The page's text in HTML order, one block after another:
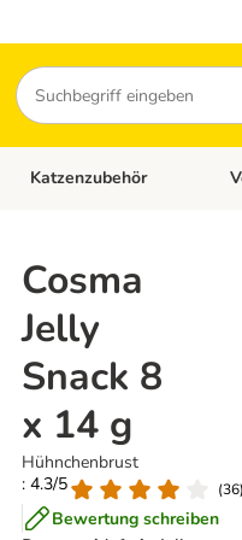
Suchen
Hundezubehör
Kategorie-Menü öffnen:
Katzenzubehör
Cosma
Jelly
Snack 8
x 14 g
Hühnchenbrust
: 4.3/5
(36)
Bewertung schreiben